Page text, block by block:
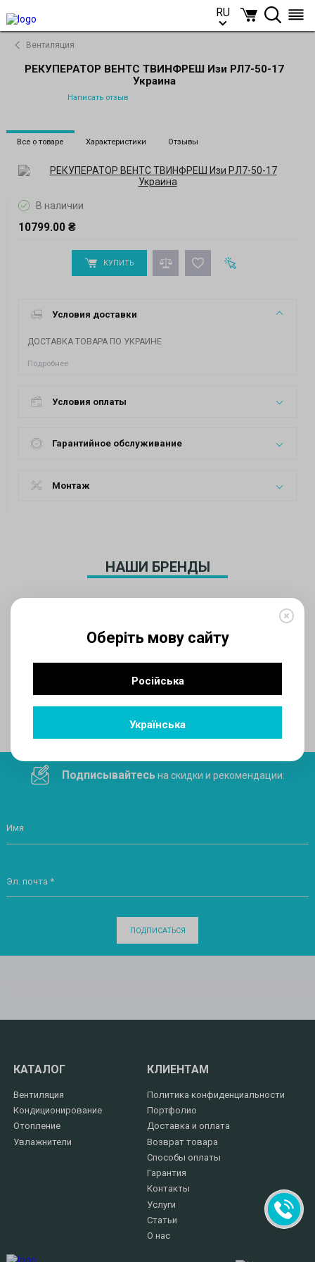
Оберіть мову сайту
Російська
Українська
RU
Вентиляция
РЕКУПЕРАТОР ВЕНТС ТВИНФРЕШ Изи РЛ7-50-17
Украина
Написать отзыв
Все о товаре Характеристики Отзывы
В наличии
10799.00 ₴
КУПИТЬ
Условия доставки
ДОСТАВКА ТОВАРА ПО УКРАИНЕ
Подробнее
Условия оплаты
Гарантийное обслуживание
Монтаж
НАШИ БРЕНДЫ
Поделитесь ссылкой в социальных сетях
Подписывайтесьна скидки и рекомендации:
Имя
Эл. почта *
ПОДПИСАТЬСЯ
КАТАЛОГ
Вентиляция
Кондиционирование
Отопление
Увлажнители
КЛИЕНТАМ
Политика конфиденциальности
Портфолио
Доставка и оплата
Возврат товара
Способы оплаты
Гарантия
Контакты
Услуги
Статьи
О нас